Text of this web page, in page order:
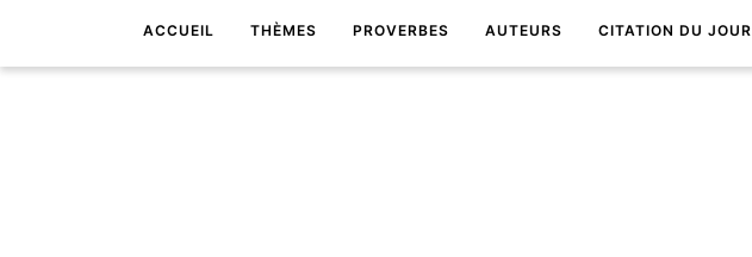
ACCUEIL THÈMES PROVERBES AUTEURS CITATION DU JOUR